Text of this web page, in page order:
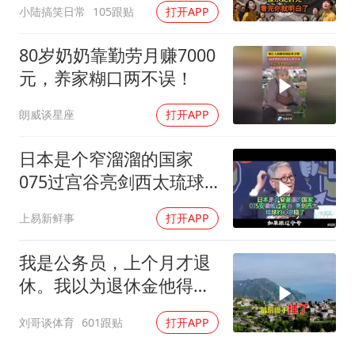
“皋”在低处
从科技创新看开局起步的时与势
小陆搞笑日常 105跟贴 打开APP
80岁奶奶靠勤劳月赚7000
元，养家糊口两不误！
朗威谈星座 打开APP
日本是个窄溜溜的国家
075过宫谷亮剑西太琉球
上易新鲜事 打开APP
我是公务员，上个月才退
休。我以为退休金他得有
刘哥谈体育 601跟贴 打开APP